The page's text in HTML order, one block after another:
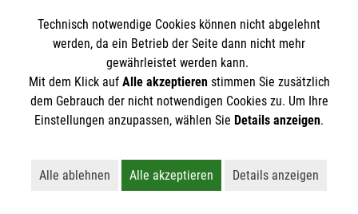
Darauf müssen Sie achten, wenn ein älterer
Mensch in Not gerät.
Vielleicht interessiert Sie auch... ?
Technisch notwendige Cookies können nicht abgelehnt
werden, da ein Betrieb der Seite dann nicht mehr
gewährleistet werden kann.
Mit dem Klick auf Alle akzeptierenstimmen Sie zusätzlich
dem Gebrauch der nicht notwendigen Cookies zu. Um Ihre
Einstellungen anzupassen, wählen Sie Details anzeigen.
Alle ablehnen
Lehnt alle nicht-essentiellen Cookies ab
Alle akzeptieren
Akzeptiert alle Cookies
Details anzeigen